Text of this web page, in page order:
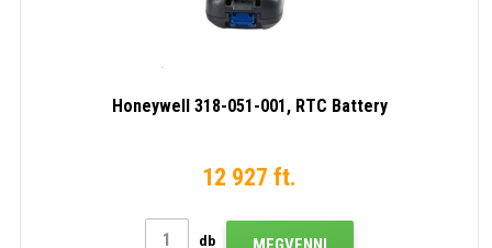
Honeywell 318-051-001, RTC Battery
12 927 ft.
db